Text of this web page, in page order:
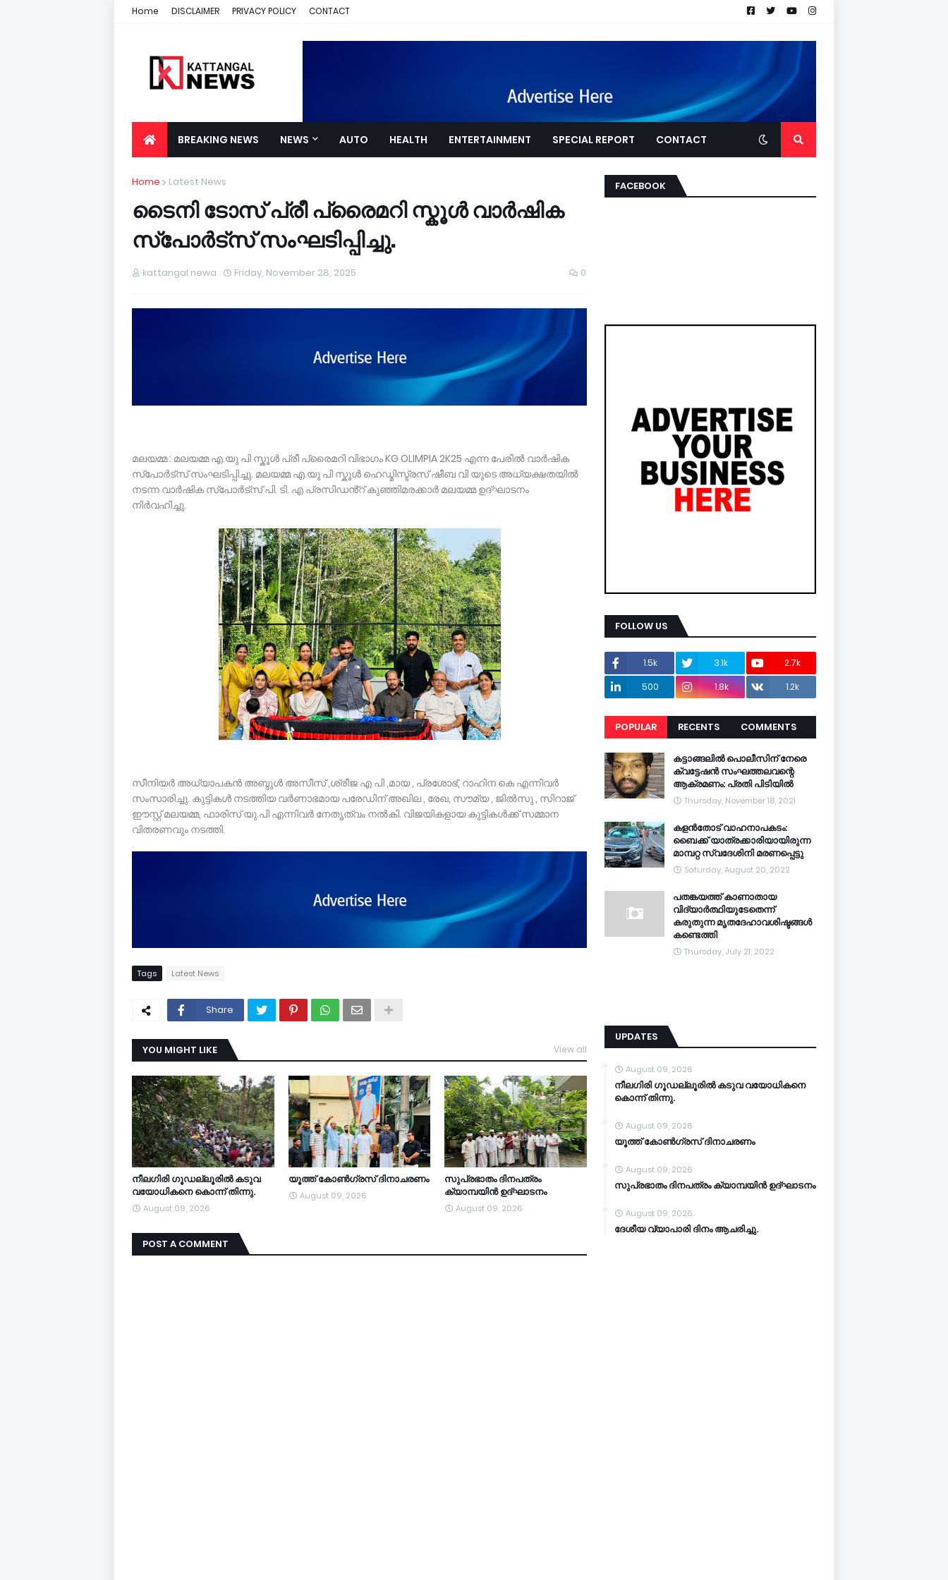
Home DISCLAIMER PRIVACY POLICY CONTACT
BREAKING NEWS NEWS AUTO HEALTH ENTERTAINMENT SPECIAL REPORT CONTACT
Home Latest News
ടൈനി ടോസ് പ്രീ പ്രൈമറി സ്കൂൾ വാർഷിക
സ്പോർട്സ് സംഘടിപ്പിച്ചു.
kattangal newa Friday, November 28, 2025 0
മലയമ്മ : മലയമ്മ എ.യു പി സ്കൂൾ പ്രീ പ്രൈമറി വിഭാഗം KG OLIMPIA 2K25 എന്ന പേരിൽ വാർഷിക
സ്പോർട്സ് സംഘടിപ്പിച്ചു. മലയമ്മ എ.യു പി സ്കൂൾ ഹെഡ്മിസ്ട്രസ് ഷീബ വി യുടെ അധ്യക്ഷതയിൽ
നടന്ന വാർഷിക സ്പോർട്സ് പി. ടി. എ പ്രസിഡൻ്റ് കുഞ്ഞിമരക്കാർ മലയമ്മ ഉദ്ഘാടനം
നിർവഹിച്ചു.
സീനിയർ അധ്യാപകൻ അബ്ദുൾ അസീസ് ,ശ്രീജ എ പി ,മായ , പ്രശോഭ്, റാഹിന കെ എന്നിവർ
സംസാരിച്ചു. കുട്ടികൾ നടത്തിയ വർണാഭമായ പരേഡിന് അഖില , രേഖ, സൗമ്യ , ജിൽസു , സിറാജ്
ഈസ്റ്റ്‌ മലയമ്മ, ഫാരിസ് യു.പി എന്നിവർ നേതൃത്വം നൽകി. വിജയികളായ കുട്ടികൾക്ക് സമ്മാന
വിതരണവും നടത്തി.
Tags Latest News
Share
YOU MIGHT LIKE View all
നീലഗിരി ഗൂഡല്ലൂരിൽ കടുവ
വയോധികനെ കൊന്ന് തിന്നു.
August 09, 2026
യൂത്ത് കോൺഗ്രസ് ദിനാചരണം
August 09, 2026
സുപ്രഭാതം ദിനപത്രം
ക്യാമ്പയിൻ ഉദ്ഘാടനം
August 09, 2026
POST A COMMENT
FACEBOOK
FOLLOW US
1.5k 3.1k
2.7k
500
1.8k 1.2k
POPULAR RECENTS
COMMENTS
RECENTS
കട്ടാങ്ങലിൽ പൊലീസിന് നേരെ
ക്വട്ടേഷൻ സംഘത്തലവന്റെ
ആക്രമണം: പ്രതി പിടിയിൽ
Thursday, November 18, 2021
കളൻതോട് വാഹനാപകടം:
ബൈക്ക് യാത്രക്കാരിയായിരുന്ന
മാമ്പറ്റ സ്വദേശിനി മരണപ്പെട്ടു
Saturday, August 20, 2022
പതങ്കയത്ത് കാണാതായ
വിദ്യാർത്ഥിയുടേതെന്ന്
കരുതുന്ന മൃതദേഹാവശിഷ്ടങ്ങൾ
കണ്ടെത്തി
Thursday, July 21, 2022
UPDATES
August 09, 2026
നീലഗിരി ഗൂഡല്ലൂരിൽ കടുവ വയോധികനെ
കൊന്ന് തിന്നു.
August 09, 2026
യൂത്ത് കോൺഗ്രസ് ദിനാചരണം
August 09, 2026
സുപ്രഭാതം ദിനപത്രം ക്യാമ്പയിൻ ഉദ്ഘാടനം
August 09, 2026
ദേശീയ വ്യാപാരി ദിനം ആചരിച്ചു.